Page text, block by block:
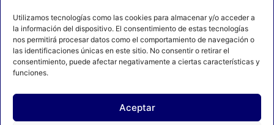
Utilizamos tecnologías como las cookies para almacenar y/o acceder a
la información del dispositivo. El consentimiento de estas tecnologías
nos permitirá procesar datos como el comportamiento de navegación o
las identificaciones únicas en este sitio. No consentir o retirar el
consentimiento, puede afectar negativamente a ciertas características y
funciones.
Aceptar
POLÍTICA DE PRIVACIDAD